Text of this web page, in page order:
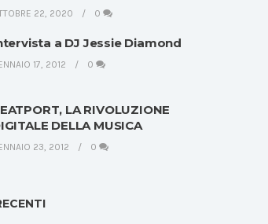
22, 2020 0
a DJ Jessie Diamond
17, 2012 0
LA RIVOLUZIONE
DELLA MUSICA
23, 2012 0